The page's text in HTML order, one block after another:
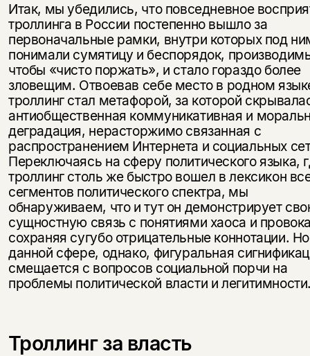
Итак, мы убедились, что повседневное
троллинга в России постепенно вышло за
первоначальные рамки, внутри которых под
понимали сумятицу и беспорядок,
чтобы «чисто поржать», и стало гораздо более
зловещим. Отвоевав себе место в родном
троллинг стал метафорой, за которой
антиобщественная коммуникативная и
деградация, нерасторжимо связанная с
распространением Интернета и социальных
Переключаясь на сферу политического языка,
троллинг столь же быстро вошел в лексикон
сегментов политического спектра, мы
обнаруживаем, что и тут он демонстрирует
сущностную связь с понятиями хаоса и
сохраняя сугубо отрицательные коннотации.
данной сфере, однако, фигуральная
смещается с вопросов социальной порчи на
проблемы политической власти и
Троллинг за власть